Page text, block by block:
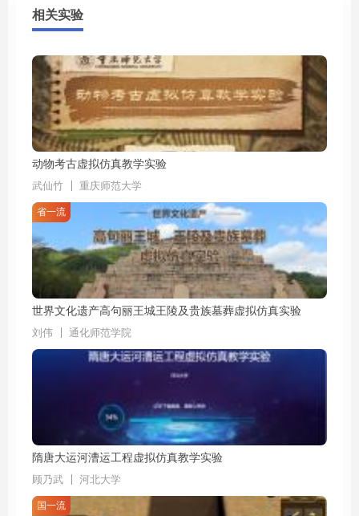
相关实验
动物考古虚拟仿真教学实验
武仙竹 重庆师范大学
省一流
世界文化遗产高句丽王城王陵及贵族墓葬虚拟仿真实验
刘伟 通化师范学院
隋唐大运河漕运工程虚拟仿真教学实验
顾乃武 河北大学
国一流